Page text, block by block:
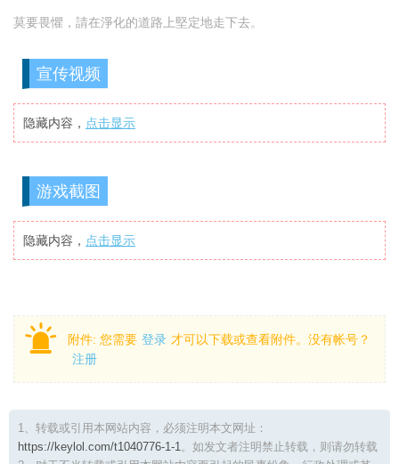
莫要畏懼，請在淨化的道路上堅定地走下去。
宣传视频
隐藏内容， 点击显示
游戏截图
隐藏内容， 点击显示
附件: 您需要 登录 才可以下载或查看附件。没有帐号？
注册
1、转载或引用本网站内容，必须注明本文网址：
https://keylol.com/t1040776-1-1。如发文者注明禁止转载，则请勿转载